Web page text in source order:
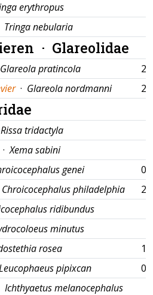
erythropus
Tringa nebularia
· Glareolidae
Glareola pratincola
· Glareola nordmanni
Rissa tridactyla
·Xema sabini
genei
Chroicocephalus philadelphia
ridibundus
minutus
rosea
pipixcan
Ichthyaetus melanocephalus